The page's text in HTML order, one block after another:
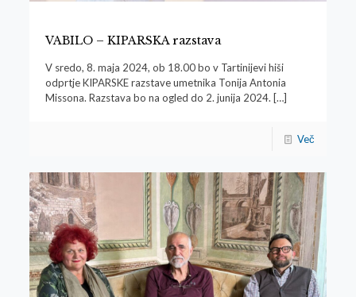
VABILO – KIPARSKA razstava
V sredo, 8. maja 2024, ob 18.00 bo v Tartinijevi hiši
odprtje KIPARSKE razstave umetnika Tonija Antonia
Missona. Razstava bo na ogled do 2. junija 2024. […]
Več